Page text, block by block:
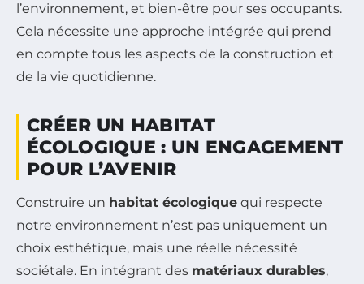
l’environnement, et bien-être pour ses occupants.
Cela nécessite une approche intégrée qui prend
en compte tous les aspects de la construction et
de la vie quotidienne.
CRÉER UN HABITAT
ÉCOLOGIQUE : UN ENGAGEMENT
POUR L’AVENIR
Construire un habitat écologique qui respecte
notre environnement n’est pas uniquement un
choix esthétique, mais une réelle nécessité
sociétale. En intégrant des matériaux durables,